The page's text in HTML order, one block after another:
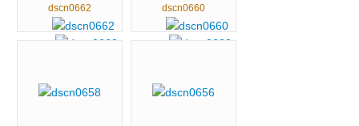
dscn0662 dscn0660